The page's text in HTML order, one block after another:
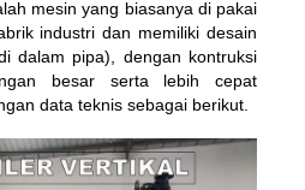
mesin yang biasanya di pakai
industri dan memiliki desain
dalam pipa), dengan kontruksi
besar serta lebih cepat
data teknis sebagai berikut.